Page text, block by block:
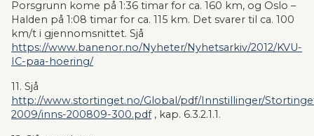
Porsgrunn kome på 1:36 timar for ca. 160 km, og Oslo –
Halden på 1:08 timar for ca. 115 km. Det svarer til ca. 100
https://www.banenor.no/Nyheter/Nyhetsarkiv/2012/KVU-
IC-paa-hoering/
http://www.stortinget.no/Global/pdf/Innstillinger/
2009/inns-200809-300.pdf , kap. 6.3.2.1.1.